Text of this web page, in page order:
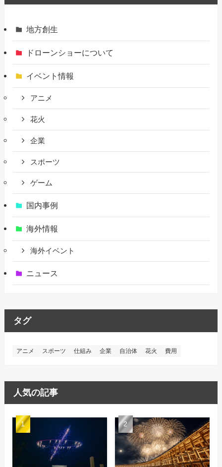
地方創生
ドローンショーについて
イベント情報
アニメ
花火
企業
スポーツ
ゲーム
国内事例
海外情報
海外イベント
ニュース
タグ
アニメ スポーツ 仕組み 企業 自治体 花火 費用
人気の記事